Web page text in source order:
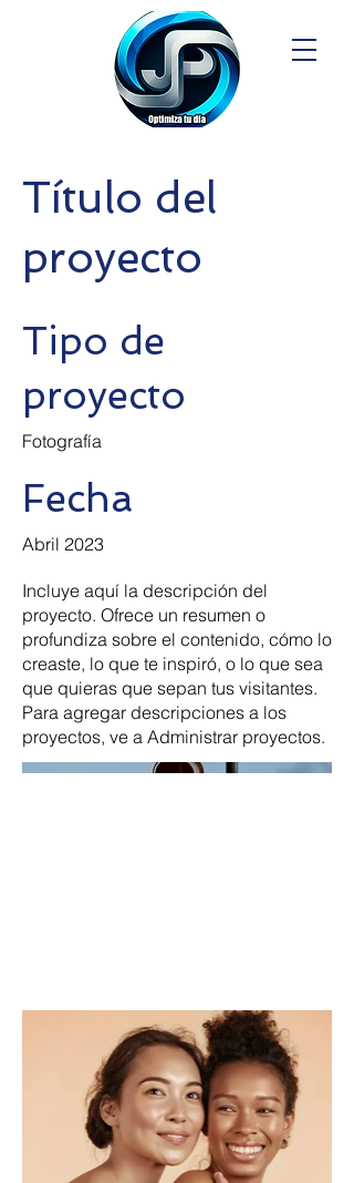
Título del
proyecto
Tipo de
proyecto
Fotografía
Fecha
Abril 2023
Incluye aquí la descripción del
proyecto. Ofrece un resumen o
profundiza sobre el contenido, cómo lo
creaste, lo que te inspiró, o lo que sea
que quieras que sepan tus visitantes.
Para agregar descripciones a los
proyectos, ve a Administrar proyectos.